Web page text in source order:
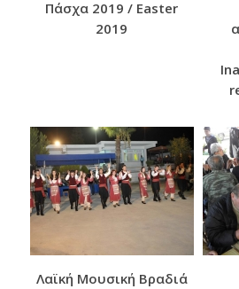
Πάσχα 2019 / Easter
2019
Λαϊκή Μουσική Βραδιά